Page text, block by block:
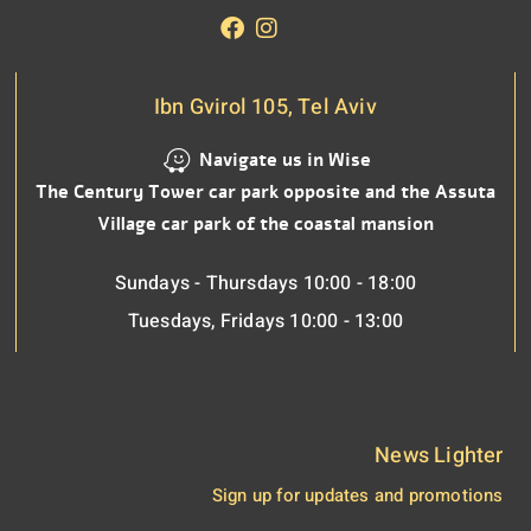
Ibn Gvirol 105, Tel Aviv
Navigate us in Wise
The Century Tower car park opposite and the Assuta
Village car park of the coastal mansion
Sundays - Thursdays 10:00 - 18:00
Tuesdays, Fridays 10:00 - 13:00
News Lighter
Sign up for updates and promotions